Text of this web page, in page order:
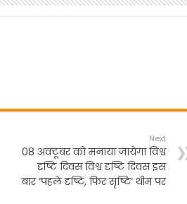
Next
08 अक्टूबर को मनाया जायेगा विश्व
दृष्टि दिवस विश्व दृष्टि दिवस इस
बार ‘पहले दृष्टि, फिर सृष्टि‘ थीम पर